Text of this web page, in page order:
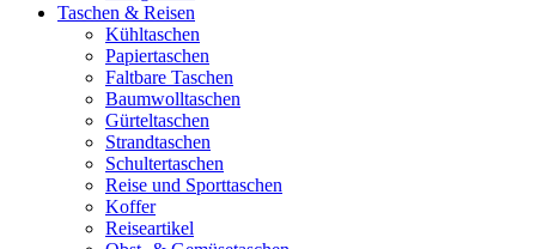
Taschen & Reisen
Kühltaschen
Papiertaschen
Faltbare Taschen
Baumwolltaschen
Gürteltaschen
Strandtaschen
Schultertaschen
Reise und Sporttaschen
Koffer
Reiseartikel